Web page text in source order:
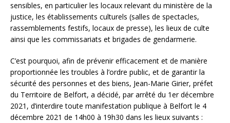
sensibles, en particulier les locaux relevant du ministère de la
justice, les établissements culturels (salles de spectacles,
rassemblements festifs, locaux de presse), les lieux de culte
ainsi que les commissariats et brigades de gendarmerie.
C’est pourquoi, afin de prévenir efficacement et de manière
proportionnée les troubles à l’ordre public, et de garantir la
sécurité des personnes et des biens, Jean-Marie Girier, préfet
du Territoire de Belfort, a décidé, par arrêté du 1er décembre
2021, d’interdire toute manifestation publique à Belfort le 4
décembre 2021 de 14h00 à 19h30 dans les lieux suivants :